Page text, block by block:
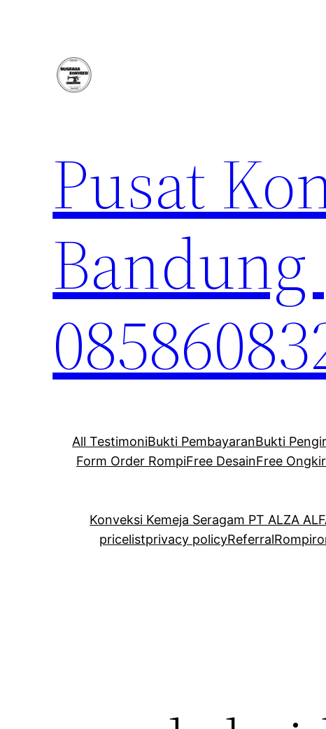
Pusat
Bandung
All TestimoniBukti PembayaranBukti
Form Order RompiFree DesainFree Ongkir
Konveksi Kemeja Seragam PT ALZA
pricelistprivacy policyReferralRompi